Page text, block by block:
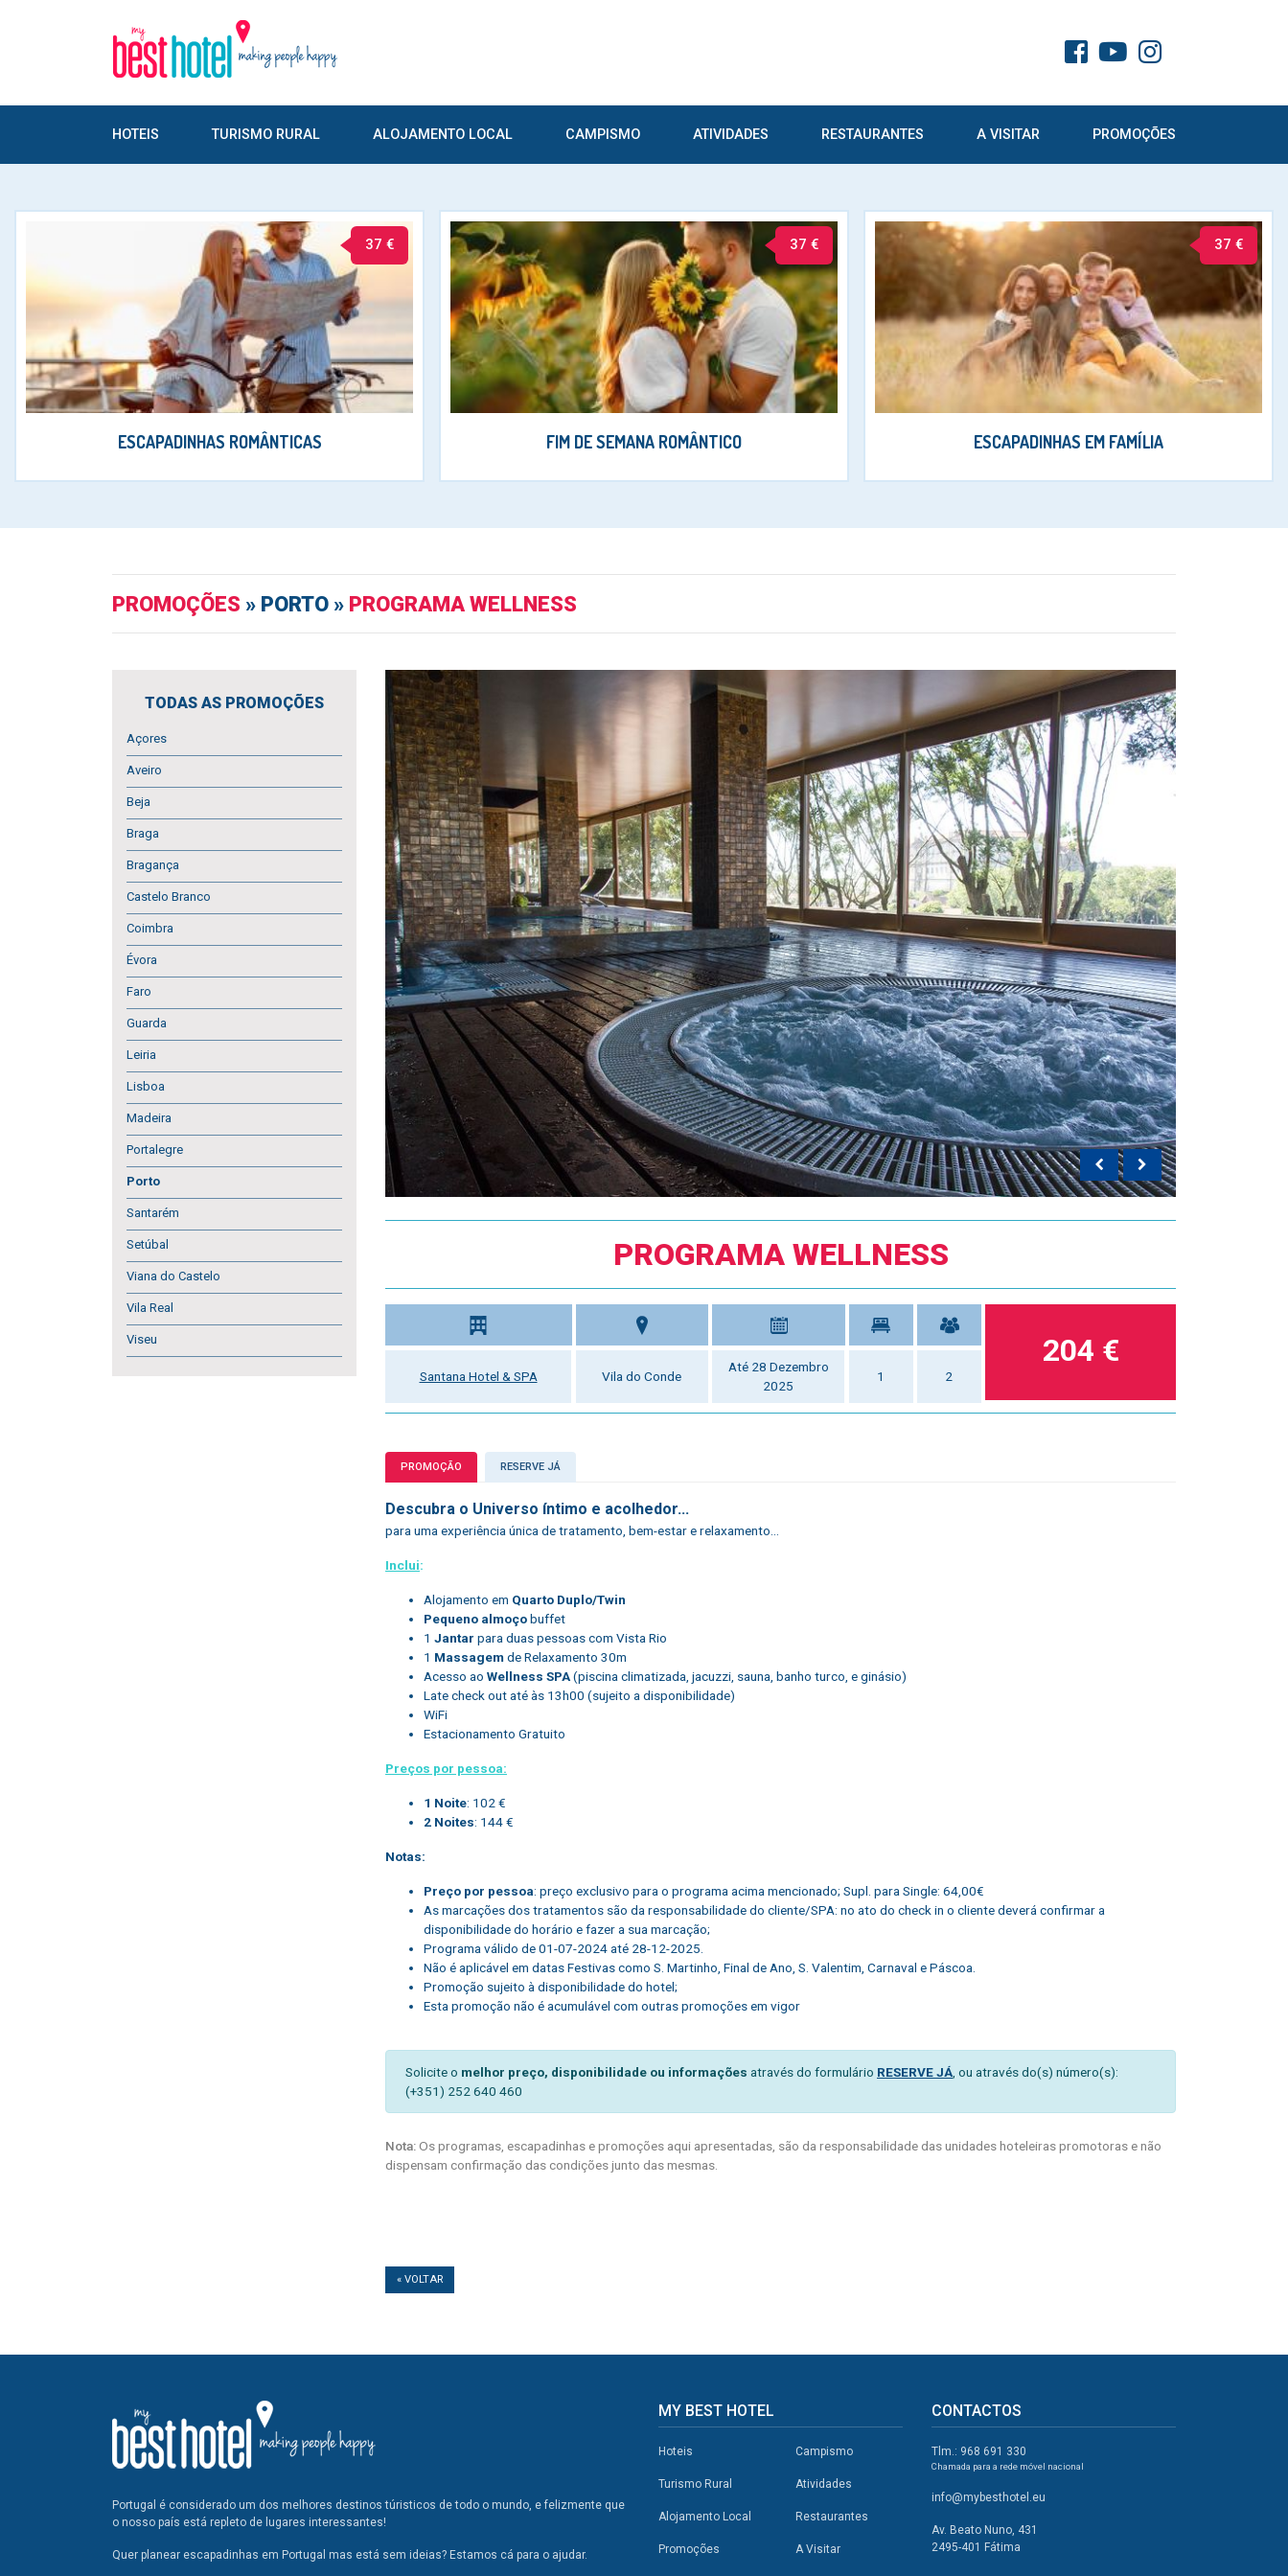
HOTEIS TURISMO RURAL ALOJAMENTO LOCAL CAMPISMO ATIVIDADES RESTAURANTES A VISITAR PROMOÇÕES
37 €
ESCAPADINHAS ROMÂNTICAS
37 €
FIM DE SEMANA ROMÂNTICO
37 €
ESCAPADINHAS EM FAMÍLIA
PROMOÇÕES » PORTO » PROGRAMA WELLNESS
TODAS AS PROMOÇÕES
Açores
Aveiro
Beja
Braga
Bragança
Castelo Branco
Coimbra
Évora
Faro
Guarda
Leiria
Lisboa
Madeira
Portalegre
Porto
Santarém
Setúbal
Viana do Castelo
Vila Real
Viseu
PROGRAMA WELLNESS
Santana Hotel & SPA Vila do Conde
Até 28 Dezembro
2025
1 2
204 €
PROMOÇÃO RESERVE JÁ
Descubra o Universo íntimo e acolhedor...
para uma experiência única de tratamento, bem-estar e relaxamento...
Inclui:
Alojamento em Quarto Duplo/Twin
Pequeno almoçobuffet
1 Jantar para duas pessoas com Vista Rio
1 Massagem de Relaxamento 30m
Acesso ao Wellness SPA(piscina climatizada, jacuzzi, sauna, banho turco, e ginásio)
Late check out até às 13h00 (sujeito a disponibilidade)
WiFi
Estacionamento Gratuito
Preços por pessoa:
1 Noite: 102 €
2 Noites: 144 €
Notas:
Preço por pessoa: preço exclusivo para o programa acima mencionado; Supl. para Single: 64,00€
As marcações dos tratamentos são da responsabilidade do cliente/SPA: no ato do check in o cliente deverá confirmar a
disponibilidade do horário e fazer a sua marcação;
Programa válido de 01-07-2024 até 28-12-2025.
Não é aplicável em datas Festivas como S. Martinho, Final de Ano, S. Valentim, Carnaval e Páscoa.
Promoção sujeito à disponibilidade do hotel;
Esta promoção não é acumulável com outras promoções em vigor
Solicite o melhor preço, disponibilidade ou informações através do formulário RESERVE JÁ, ou através do(s) número(s):
(+351) 252 640 460
Nota:Os programas, escapadinhas e promoções aqui apresentadas, são da responsabilidade das unidades hoteleiras promotoras e não
dispensam confirmação das condições junto das mesmas.
« VOLTAR
Portugal é considerado um dos melhores destinos túristicos de todo o mundo, e felizmente que
o nosso país está repleto de lugares interessantes!
Quer planear escapadinhas em Portugal mas está sem ideias? Estamos cá para o ajudar.
MY BEST HOTEL
Hoteis
Turismo Rural
Alojamento Local
Promoções
Campismo
Atividades
Restaurantes
A Visitar
CONTACTOS
Tlm.: 968 691 330
Chamada para a rede móvel nacional
info@mybesthotel.eu
Av. Beato Nuno, 431
2495-401 Fátima